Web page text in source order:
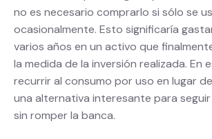
no es necesario comprarlo si sólo se
ocasionalmente. Esto significaría
varios años en un activo que
la medida de la inversión realizada. En
recurrir al consumo por uso en lugar
una alternativa interesante para
sin romper la banca.